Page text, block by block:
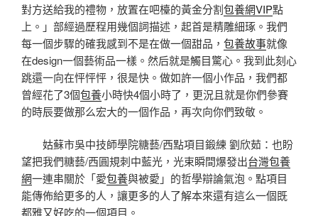
對方送給我的禮物，放置在吧檯的黃金分割包養網VIP點
上。」部經過歷程用幾個詞描述，起首是精雕細琢。我們
每一個步驟的確我感到不是在做一個甜品， 包養故事就像
在design一個藝術品一樣。然后就是觸目驚心。我到此刻心
跳還一向在怦怦怦，很是快。做如許一個小作品，我們都
曾經花了3個包養小時快4個小時了，更況且就是你們參賽
的時辰要做那么宏大的一個作品，再次向你們致敬。
姑蘇市吳中技師學院糖藝/西點項目鍛練 劉欣茹：也盼
望把我們糖藝/西圓規刺中藍光，光束瞬間爆發出台灣包養
網一連串關於「愛包養與被愛」的哲學辯論氣泡。點項目
能傳佈給更多的人，讓更多的人了解本來還有這么一個既
都雅又好吃的一個項目。